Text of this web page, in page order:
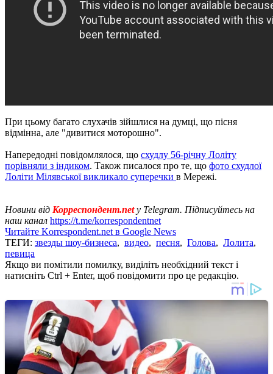
При цьому багато слухачів зійшлися на думці, що пісня
відмінна, але "дивитися моторошно".
Напередодні повідомлялося, що схудлу 56-річну Лоліту
порівняли з індиком. Також писалося про те, що фото схудлої
Лоліти Мілявської викликало суперечки в Мережі.
Новини від Корреспондент.net у Telegram. Підписуйтесь на
наш канал https://t.me/korrespondentnet
Читайте Korrespondent.net в Google News
ТЕГИ: звезды шоу-бизнеса, видео, песня, Голова, Лолита,
певица
Якщо ви помітили помилку, виділіть необхідний текст і
натисніть Ctrl + Enter, щоб повідомити про це редакцію.